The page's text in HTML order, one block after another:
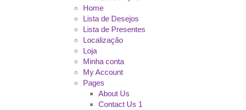
Home
Lista de Desejos
Lista de Presentes
Localização
Loja
Minha conta
My Account
Pages
About Us
Contact Us 1